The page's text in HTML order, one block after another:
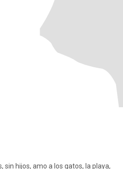
sin hijos, amo a los gatos, la playa,